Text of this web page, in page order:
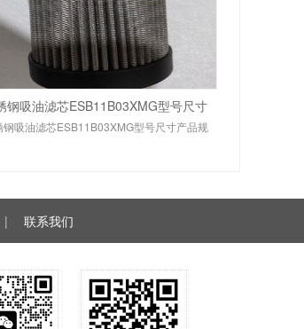
钢吸油滤芯ESB11B03XMG型号尺寸
钢吸油滤芯ESB11B03XMG型号尺寸产品规
| 联系我们